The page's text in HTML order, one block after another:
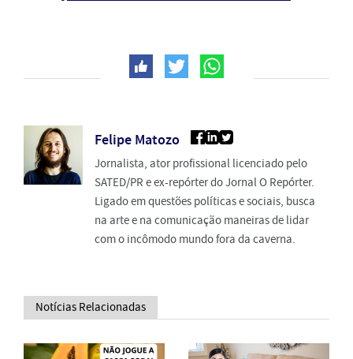
Felipe Matozo
Jornalista, ator profissional licenciado pelo
SATED/PR e ex-repórter do Jornal O Repórter.
Ligado em questões políticas e sociais, busca
na arte e na comunicação maneiras de lidar
com o incômodo mundo fora da caverna.
Notícias Relacionadas